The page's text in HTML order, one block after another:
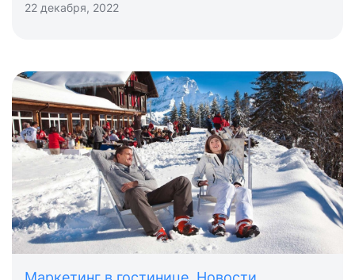
увеличилась в 4 раза.
22 декабря, 2022